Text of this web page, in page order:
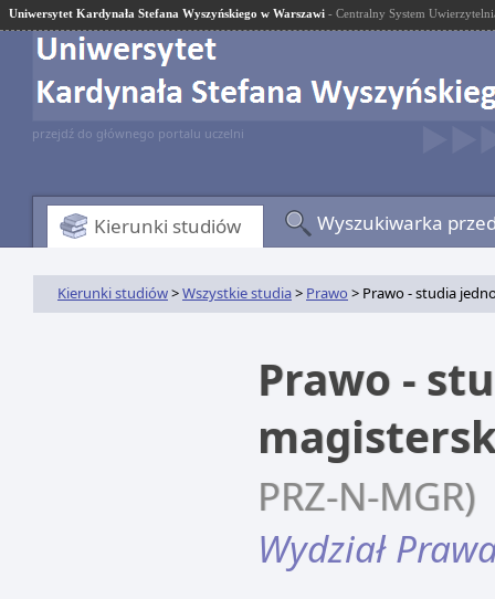
Uniwersytet Kardynała Stefana Wyszyńskiego w Warszawi - Centralny System
przejdź do głównego portalu uczelni
Kierunki studiów Wyszukiwarka
Kierunki studiów>Wszystkie studia> Prawo > Prawo - studia
Prawo -
PRZ-N-MGR)
Wydział